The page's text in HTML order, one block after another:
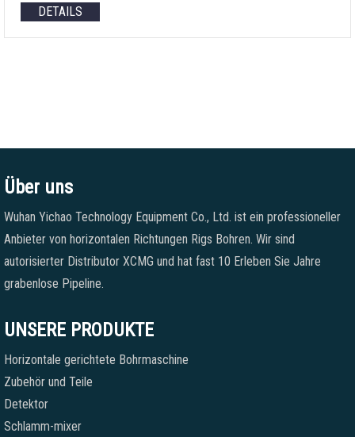
DETAILS
Über uns
Wuhan Yichao Technology Equipment Co., Ltd. ist ein professioneller
Anbieter von horizontalen Richtungen Rigs Bohren. Wir sind
autorisierter Distributor XCMG und hat fast 10 Erleben Sie Jahre
grabenlose Pipeline.
UNSERE PRODUKTE
Horizontale gerichtete Bohrmaschine
Zubehör und Teile
Detektor
Schlamm-mixer